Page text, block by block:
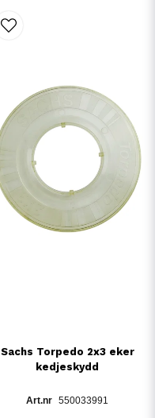
Sachs Torpedo 2x3 eker
kedjeskydd
550033991